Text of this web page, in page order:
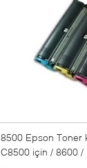
8500 Epson Toner
C8500 için / 8600 /